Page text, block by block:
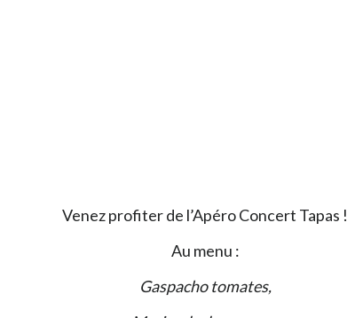
Venez profiter de l’Apéro Concert Tapas !
Au menu :
Gaspacho tomates,